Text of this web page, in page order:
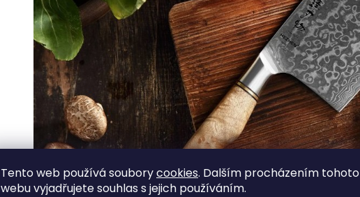
Tento web používá souborycookies. Dalším procházením tohoto
webu vyjadřujete souhlas s jejich používáním.